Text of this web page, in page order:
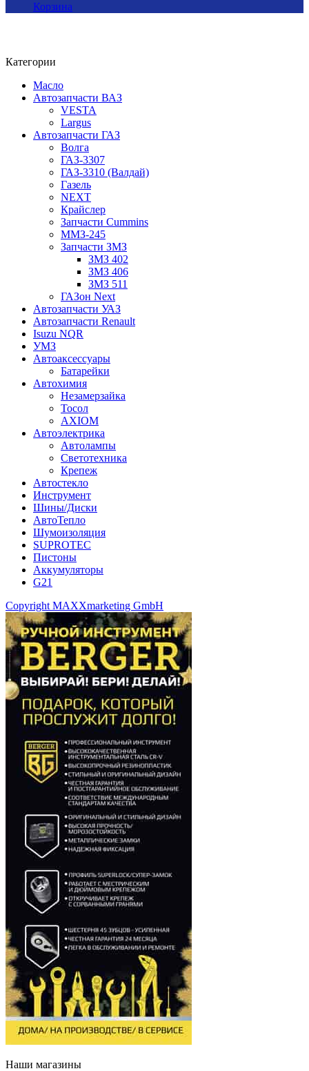
Корзина
Категории
Масло
Автозапчасти ВАЗ
VESTA
Largus
Автозапчасти ГАЗ
Волга
ГАЗ-3307
ГАЗ-3310 (Валдай)
Газель
NEXT
Крайслер
Запчасти Cummins
ММЗ-245
Запчасти ЗМЗ
ЗМЗ 402
ЗМЗ 406
ЗМЗ 511
ГАЗон Next
Автозапчасти УАЗ
Автозапчасти Renault
Isuzu NQR
УМЗ
Автоаксессуары
Батарейки
Автохимия
Незамерзайка
Тосол
AXIOM
Автоэлектрика
Автолампы
Светотехника
Крепеж
Автостекло
Инструмент
Шины/Диски
АвтоТепло
Шумоизоляция
SUPROTEC
Пистоны
Аккумуляторы
G21
Copyright MAXXmarketing GmbH
Наши магазины